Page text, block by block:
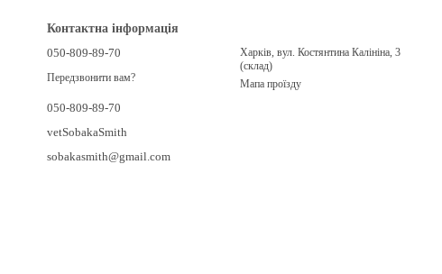
Контактна інформація
050-809-89-70
Передзвонити вам?
050-809-89-70
vetSobakaSmith
sobakasmith@gmail.com
Харків, вул. Костянтина Калініна, 3
(склад)
Мапа проїзду